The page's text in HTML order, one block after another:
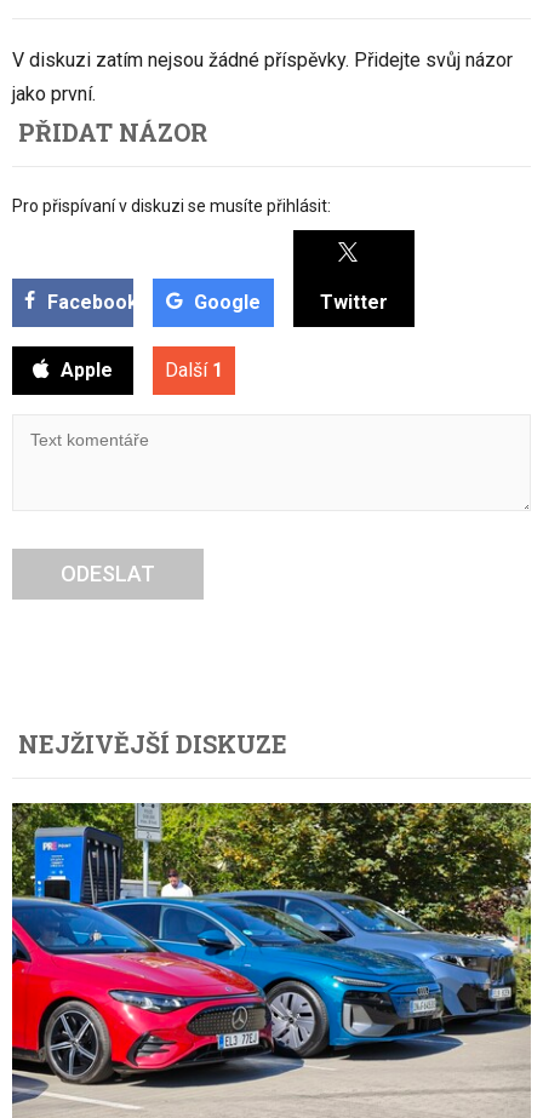
V diskuzi zatím nejsou žádné příspěvky. Přidejte svůj názor
jako první.
PŘIDAT NÁZOR
Pro přispívaní v diskuzi se musíte přihlásit:
Facebook Google Twitter
Apple Další 1
ODESLAT
NEJŽIVĚJŠÍ DISKUZE